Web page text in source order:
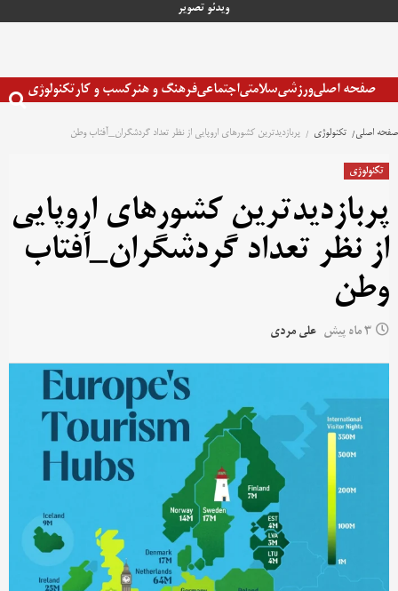
ویدئو تصویر
صفحه اصلیورزشیسلامتیاجتماعیفرهنگ و هنرکسب و کارتکنولوژی
صفحه اصلی تکنولوژی پربازدیدترین کشورهای اروپایی از نظر تعداد گردشگران_آفتاب وطن
تکنولوژی
پربازدیدترین کشورهای اروپایی
از نظر تعداد گردشگران_آفتاب
وطن
3 ماه پیش علی مردی